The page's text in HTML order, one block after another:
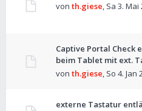
von th.giese, Sa 3. Mai
Captive Portal Check
beim Tablet mit ext.
von th.giese, So 4. Jan
externe Tastatur